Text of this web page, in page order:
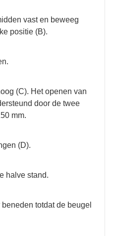
vast en beweeg
positie (B).
(C). Het openen van
door de twee
mm.
(D).
halve stand.
totdat de beugel